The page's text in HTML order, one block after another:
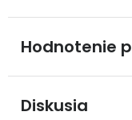
Hodnotenie
Diskusia